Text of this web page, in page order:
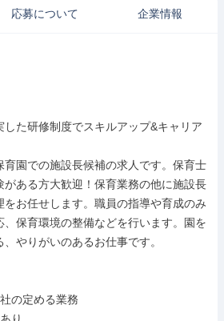
応募について 企業情報
た研修制度でスキルアップ&キャリア
育園での施設長候補の求人です。保育士
がある方大歓迎！保育業務の他に施設長
お任せします。職員の指導や育成のみ
、保育環境の整備などを行います。園を
やりがいのあるお仕事です。
の定める業務